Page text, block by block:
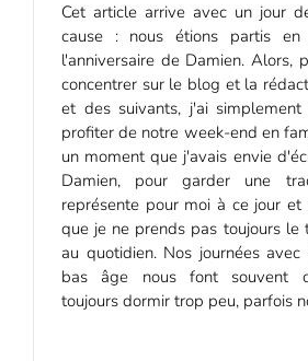
Cet article arrive avec un jour
cause : nous étions partis en
l'anniversaire de Damien. Alors,
concentrer sur le blog et la
et des suivants, j'ai
profiter de notre week-end en
un moment que j'avais envie
Damien, pour garder une
représente pour moi à ce jour et
que je ne prends pas toujours le
au quotidien. Nos journées
bas âge nous font souvent
toujours dormir trop peu, parfois